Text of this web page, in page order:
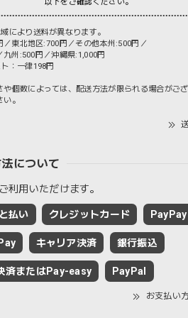
以下をご確認ください。
により送料が異なります。
東北地区:700円／その他本州:500円／
州:500円／沖縄県:1,000円
：一律198円
個数によっては、配送方法が限られる場合がご
。
について
利用いただけます。
払い クレジットカード PayPay
キャリア決済 銀行振込
済またはPay-easy PayPal
お支払い